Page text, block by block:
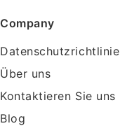
Company
Datenschutzrichtlinie
Über uns
Kontaktieren Sie uns
Blog